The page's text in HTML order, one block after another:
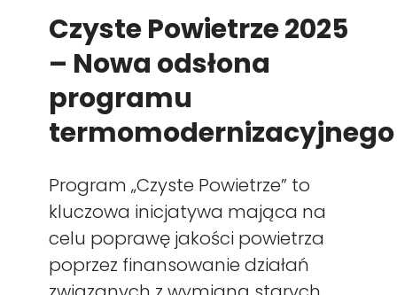
Czyste Powietrze 2025
– Nowa odsłona
programu
Program „Czyste Powietrze” to
kluczowa inicjatywa mająca na
celu poprawę jakości powietrza
poprzez finansowanie działań